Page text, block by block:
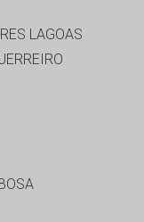
LAGOAS